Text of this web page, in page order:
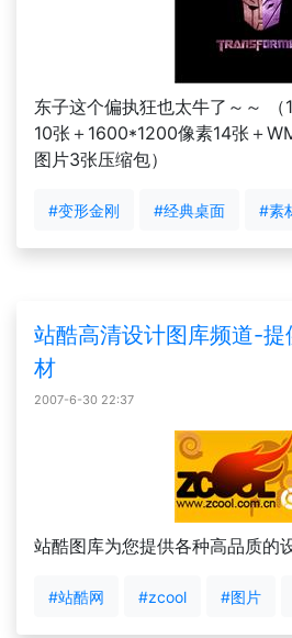
东子这个偏执狂也太牛了～～
10张＋1600*1200像素14张＋
图片3张压缩包）
#变形金刚 #经典桌面 #素
站酷高清设计图库频道-
材
2007-6-30 22:37
站酷图库为您提供各种高品质的
#站酷网 #zcool #图片